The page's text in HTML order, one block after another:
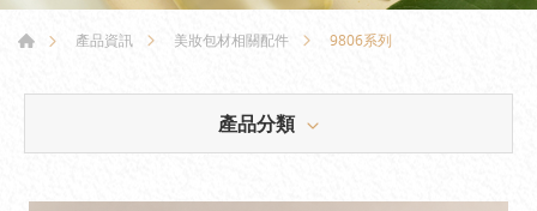
產品資訊 美妝包材相關配件 9806系列
產品分類